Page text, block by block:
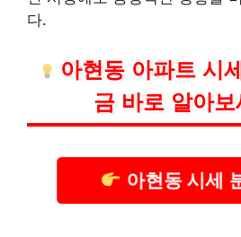
다.
아현동 아파트 시
금 바로 알아보
아현동 시세